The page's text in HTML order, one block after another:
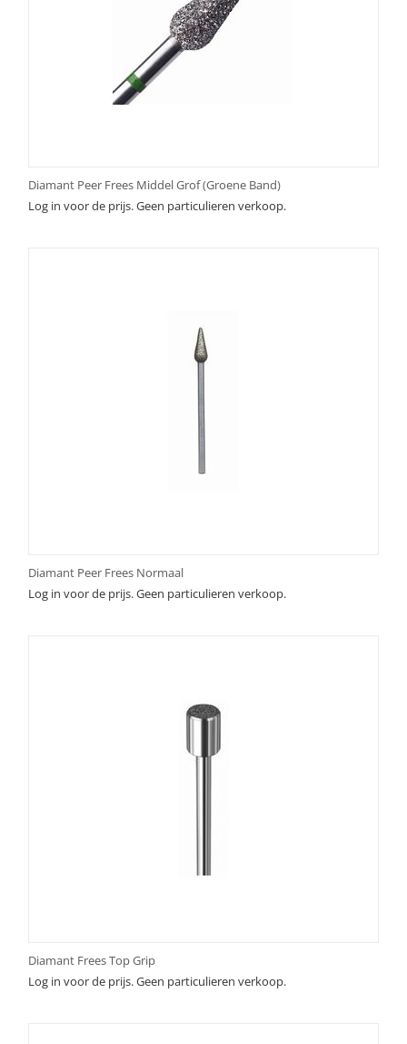
Diamant Peer Frees Middel Grof (Groene Band)
Log in voor de prijs. Geen particulieren verkoop.
Diamant Peer Frees Normaal
Log in voor de prijs. Geen particulieren verkoop.
Diamant Frees Top Grip
Log in voor de prijs. Geen particulieren verkoop.